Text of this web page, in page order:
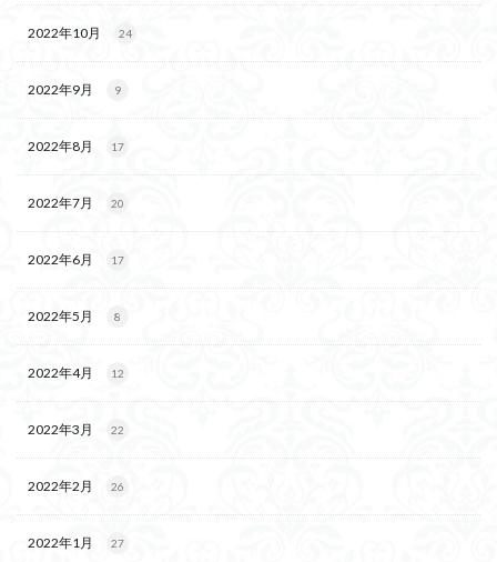
2022年10月 24
2022年9月 9
2022年8月 17
2022年7月 20
2022年6月 17
2022年5月 8
2022年4月 12
2022年3月 22
2022年2月 26
2022年1月 27